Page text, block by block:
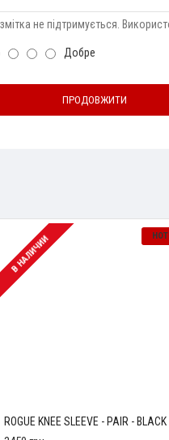
ПРОДОВЖИТИ
HOT
В НАЛИЧИИ
ROGUE KNEE SLEEVE - PAIR - BLACK